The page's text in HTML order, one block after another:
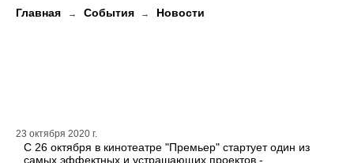
Главная → События → Новости
23 октября 2020 г.
С 26 октября в кинотеатре "Премьер" стартует один из
самых эффектных и устрашающих проектов -